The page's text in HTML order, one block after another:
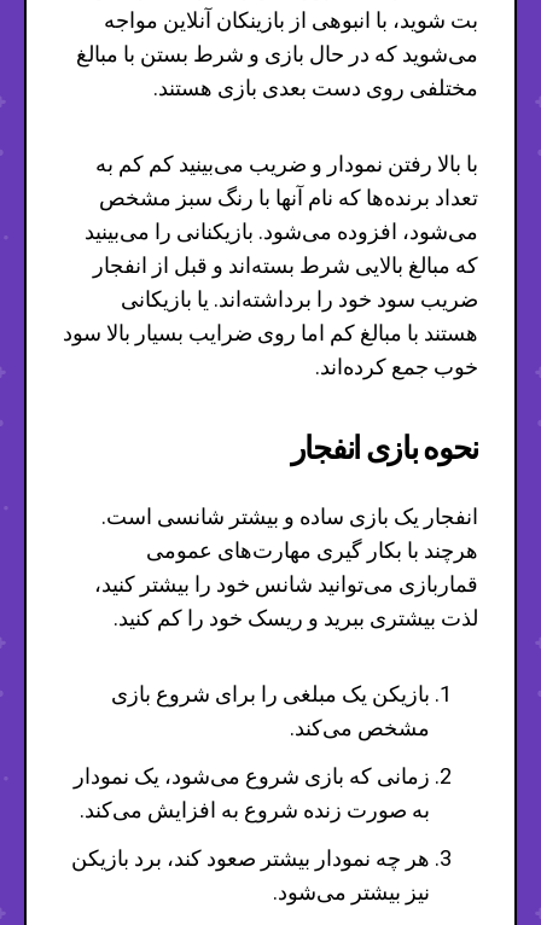
بت شوید، با انبوهی از بازینکان آنلاین مواجه
می‌شوید که در حال بازی و شرط بستن با مبالغ
مختلفی روی دست بعدی بازی هستند.
با بالا رفتن نمودار و ضریب می‌بینید کم کم به
تعداد برنده‌ها که نام آنها با رنگ سبز مشخص
می‌شود، افزوده می‌شود. بازیکنانی را می‌بینید
که مبالغ بالایی شرط بسته‌اند و قبل از انفجار
ضریب سود خود را برداشته‌اند. یا بازیکانی
هستند با مبالغ کم اما روی ضرایب بسیار بالا سود
خوب جمع کرده‌اند.
نحوه بازی انفجار
انفجار یک بازی ساده و بیشتر شانسی است.
هرچند با بکار گیری مهارت‌های عمومی
قماربازی می‌توانید شانس خود را بیشتر کنید،
لذت بیشتری ببرید و ریسک خود را کم کنید.
بازیکن یک مبلغی را برای شروع بازی
مشخص می‌کند.
زمانی که بازی شروع می‌شود، یک نمودار
به صورت زنده شروع به افزایش می‌کند.
هر چه نمودار بیشتر صعود کند، برد بازیکن
نیز بیشتر می‌شود.